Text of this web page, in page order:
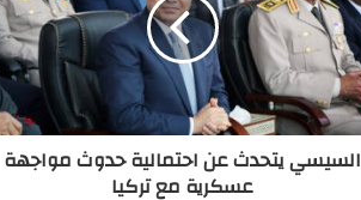
السيسي يتحدث عن احتمالية حدوث مواجهة
عسكرية مع تركيا